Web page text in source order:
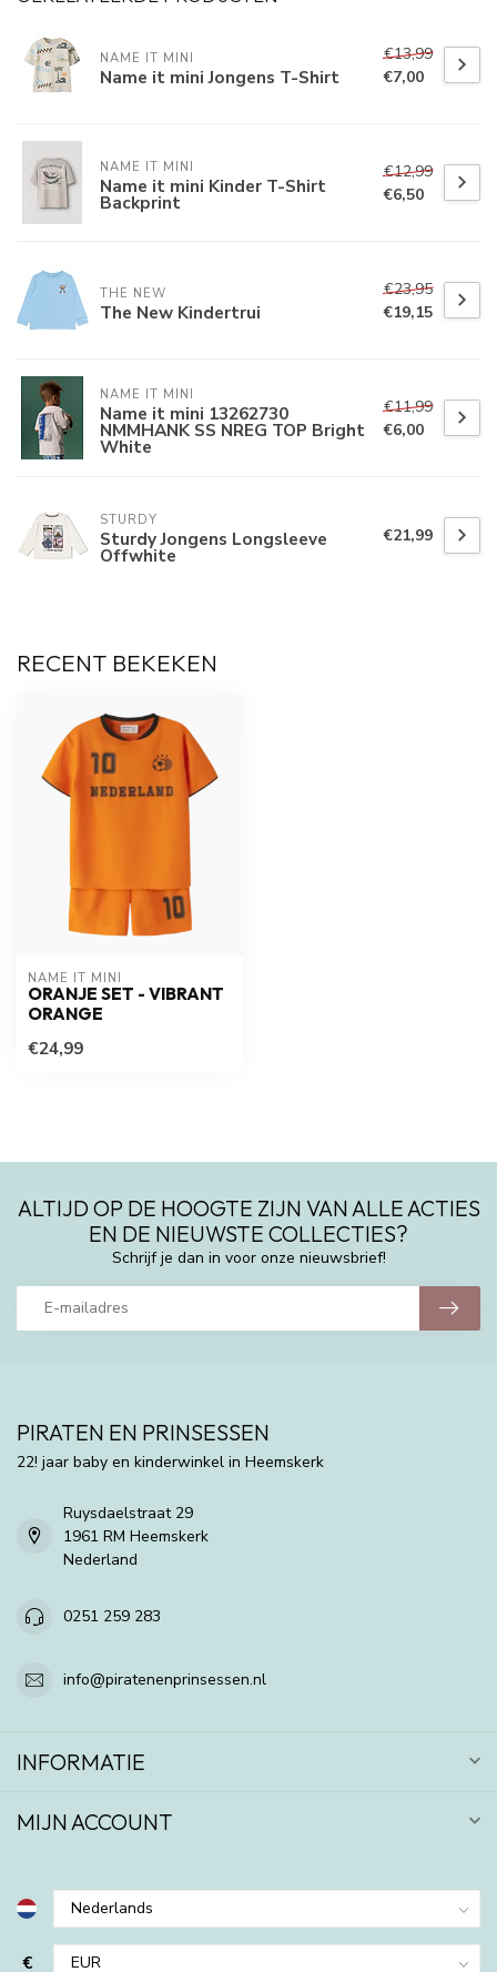
NAME IT MINI
Name it mini Jongens T-Shirt
€13,99
€7,00
NAME IT MINI
Name it mini Kinder T-Shirt
Backprint
€12,99
€6,50
THE NEW
The New Kindertrui
€23,95
€19,15
NAME IT MINI
Name it mini 13262730
NMMHANK SS NREG TOP Bright
White
€11,99
€6,00
STURDY
Sturdy Jongens Longsleeve
Offwhite
€21,99
RECENT BEKEKEN
NAME IT MINI
ORANJE SET - VIBRANT
ORANGE
€24,99
ALTIJD OP DE HOOGTE ZIJN VAN ALLE ACTIES
EN DE NIEUWSTE COLLECTIES?
Schrijf je dan in voor onze nieuwsbrief!
PIRATEN EN PRINSESSEN
22! jaar baby en kinderwinkel in Heemskerk
Ruysdaelstraat 29
1961 RM Heemskerk
Nederland
0251 259 283
info@piratenenprinsessen.nl
INFORMATIE
MIJN ACCOUNT
€